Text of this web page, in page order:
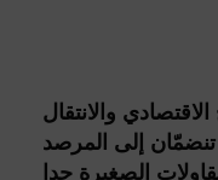
الاقتصادي والانتقال
إلى المرصد
الصغيرة جدا